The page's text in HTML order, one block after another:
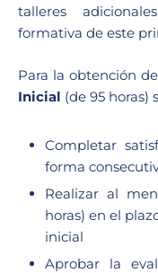
talleres
formativa de este
Para la obtención
Inicial (de 95 horas)
Completar
forma
Realizar al
horas) en el
inicial
Aprobar la